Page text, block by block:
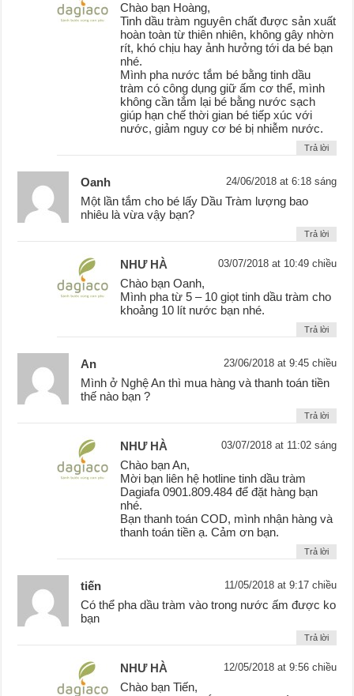
Chào bạn Hoàng,
Tinh dầu tràm nguyên chất được sản xuất
hoàn toàn từ thiên nhiên, không gây nhờn
rít, khó chịu hay ảnh hưởng tới da bé bạn
nhé.
Mình pha nước tắm bé bằng tinh dầu
tràm có công dụng giữ ấm cơ thể, mình
không cần tắm lại bé bằng nước sạch
giúp hạn chế thời gian bé tiếp xúc với
nước, giảm nguy cơ bé bị nhiễm nước.
Trả lời
Oanh 24/06/2018 at 6:18 sáng
Một lần tắm cho bé lấy Dầu Tràm lượng bao
nhiêu là vừa vậy bạn?
Trả lời
NHƯ HÀ 03/07/2018 at 10:49 chiều
Chào bạn Oanh,
Mình pha từ 5 – 10 giọt tinh dầu tràm cho
khoảng 10 lít nước bạn nhé.
Trả lời
An 23/06/2018 at 9:45 chiều
Mình ở Nghệ An thì mua hàng và thanh toán tiền
thế nào bạn ?
Trả lời
NHƯ HÀ 03/07/2018 at 11:02 sáng
Chào bạn An,
Mời bạn liên hệ hotline tinh dầu tràm
Dagiafa 0901.809.484 để đặt hàng bạn
nhé.
Bạn thanh toán COD, mình nhận hàng và
thanh toán tiền ạ. Cảm ơn bạn.
Trả lời
tiến 11/05/2018 at 9:17 chiều
Có thể pha dầu tràm vào trong nước ấm được ko
bạn
Trả lời
NHƯ HÀ 12/05/2018 at 9:56 chiều
Chào bạn Tiến,